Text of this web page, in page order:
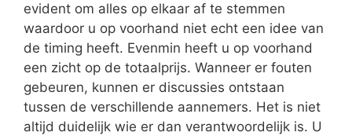
evident om alles op elkaar af te stemmen
waardoor u op voorhand niet echt een idee van
de timing heeft. Evenmin heeft u op voorhand
een zicht op de totaalprijs. Wanneer er fouten
gebeuren, kunnen er discussies ontstaan
tussen de verschillende aannemers. Het is niet
altijd duidelijk wie er dan verantwoordelijk is. U